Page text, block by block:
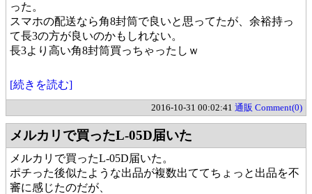
った。
スマホの配送なら角8封筒で良いと思ってたが、余裕持っ
て長3の方が良いのかもしれない。
長3より高い角8封筒買っちゃったしｗ
[続きを読む]
2016-10-31 00:02:41 通販 Comment(0)
メルカリで買ったL-05D届いた
メルカリで買ったL-05D届いた。
ポチった後似たような出品が複数出ててちょっと出品を不
審に感じたのだが、